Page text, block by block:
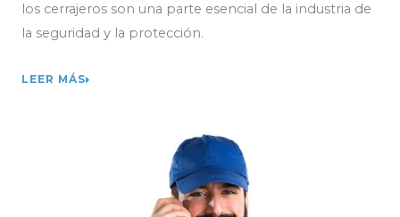
los cerrajeros son una parte esencial de la industria de
la seguridad y la protección.
LEER MÁS